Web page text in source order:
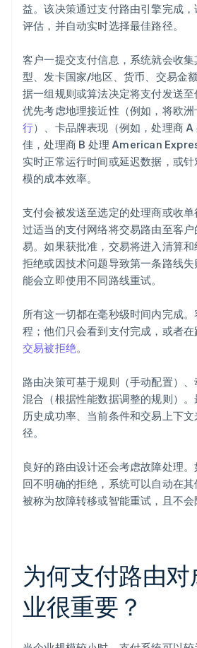
益。该决策通过支付路由引擎完成
评估，并自动实时选择最佳路径。
客户一提交支付信息，系统就会收
型、发卡国家/地区、货币、交易金
据一组规则或算法决定将支付发送
优先考虑地理接近性（例如，将欧
行）、卡品牌表现（例如，处理商
佳，处理商 B 处理 American
实时正常运行时间或延迟数据，或
模的成本效率。
支付会被发送至选定的处理商或收
过适当的支付网络将交易路由至客
易。如果获批准，交易将进入清算
拒绝或因技术问题导致第一条路线
能会立即使用不同路线重试。
所有这一切都在毫秒级时间内完成
程；他们只会看到支付完成，或者
交易被拒绝。
路由决策可基于规则（手动配置）
混合（根据性能数据调整的规则）
历史成功率、当前条件和交易上下
径。
良好的路由设计还会考虑故障处理
回不明确的拒绝，系统可以自动在
被称为故障转移或智能重试，且不会
为何支付路由
业很重要？